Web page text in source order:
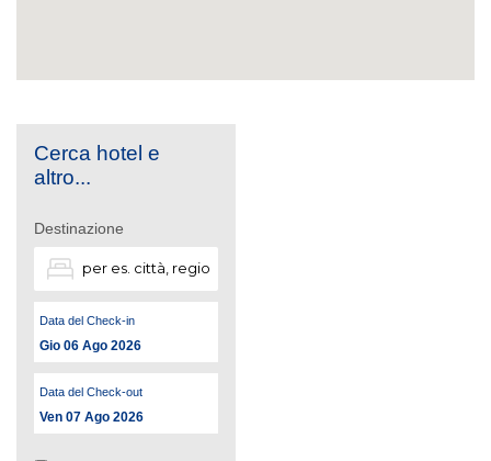
Cerca hotel e
altro...
Destinazione
Data del Check-in
Gio 06 Ago 2026
Data del Check-out
Ven 07 Ago 2026